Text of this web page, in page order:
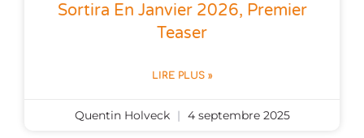
Sortira En Janvier 2026, Premier
Teaser
LIRE PLUS »
Quentin Holveck 4 septembre 2025